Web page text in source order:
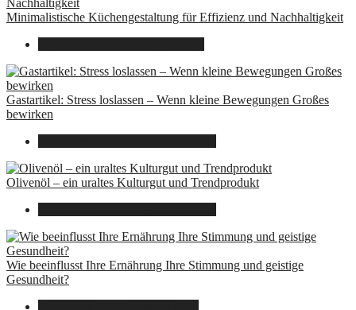
Minimalistische Küchengestaltung für Effizienz und Nachhaltigkeit
Gastartikel: Stress loslassen – Wenn kleine Bewegungen Großes
bewirken
Olivenöl – ein uraltes Kulturgut und Trendprodukt
Wie beeinflusst Ihre Ernährung Ihre Stimmung und geistige
Gesundheit?